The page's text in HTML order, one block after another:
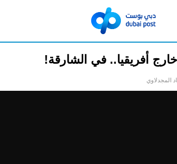
أفريقيا.. في الشارقة!
المجدلاوي